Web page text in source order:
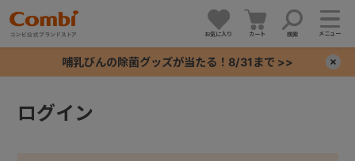
お気に入り カート 検索 メニュー
哺乳びんの除菌グッズが当たる！8/31まで >>
ログイン